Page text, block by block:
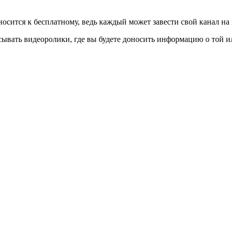
к бесплатному, ведь каждый может завести свой канал на
видеоролики, где вы будете доносить информацию о той